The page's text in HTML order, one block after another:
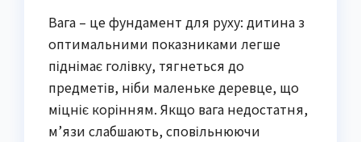
Вага – це фундамент для руху: дитина з
оптимальними показниками легше
піднімає голівку, тягнеться до
предметів, ніби маленьке деревце, що
міцніє корінням. Якщо вага недостатня,
м’язи слабшають, сповільнюючи